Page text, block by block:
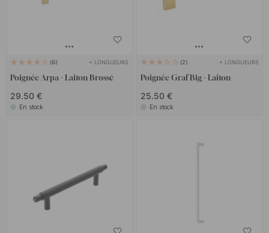
6 + LONGUEURS
Poignée Arpa - Laiton Brossé
29.50 €
En stock
2 + LONGUEURS
Poignée Graf Big - Laiton
25.50 €
En stock